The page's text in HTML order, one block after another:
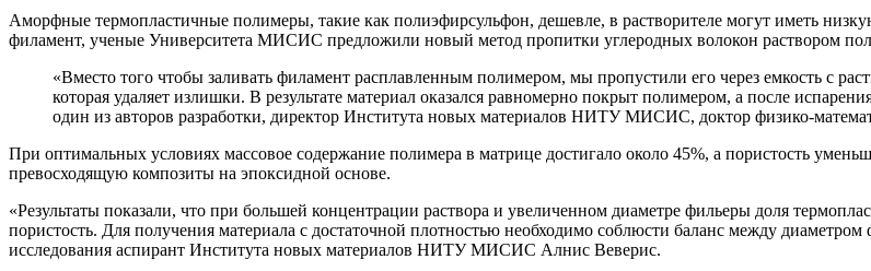
Аморфные термопластичные полимеры, такие как полиэфирсульфон, дешевле, в растворителе могут иметь
филамент, ученые Университета МИСИС предложили новый метод пропитки углеродных волокон раствором
«Вместо того чтобы заливать филамент расплавленным полимером, мы пропустили его через емкость с
которая удаляет излишки. В результате материал оказался равномерно покрыт полимером, а после
один из авторов разработки, директор Института новых материалов НИТУ МИСИС, доктор физико-
При оптимальных условиях массовое содержание полимера в матрице достигало около 45%, а пористость
превосходящую композиты на эпоксидной основе.
«Результаты показали, что при большей концентрации раствора и увеличенном диаметре фильеры доля
пористость. Для получения материала с достаточной плотностью необходимо соблюсти баланс между
исследования аспирант Института новых материалов НИТУ МИСИС Алнис Веверис.